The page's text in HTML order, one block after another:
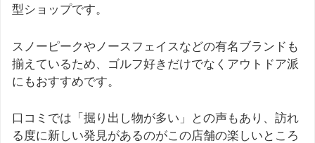
型ショップです。
スノーピークやノースフェイスなどの有名ブランドも
揃えているため、ゴルフ好きだけでなくアウトドア派
にもおすすめです。
口コミでは「掘り出し物が多い」との声もあり、訪れ
る度に新しい発見があるのがこの店舗の楽しいところ